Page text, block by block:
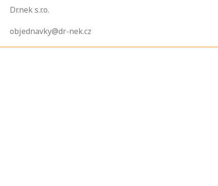
Dr.nek s.r.o.
objednavky@dr-nek.cz